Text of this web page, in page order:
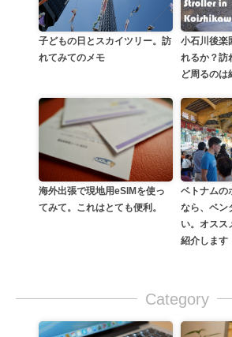
子どもの日とスカイツリー。訪
れてみてのメモ
小石川後楽
れるか？訪
ど周るのは
海外出張で現地用eSIMを使っ
てみて。これはとても便利。
ベトナムの
なら、ベン
い。オスス
紹介します
Category